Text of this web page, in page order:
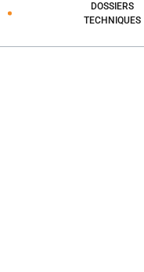
DOSSIERS
TECHNIQUES